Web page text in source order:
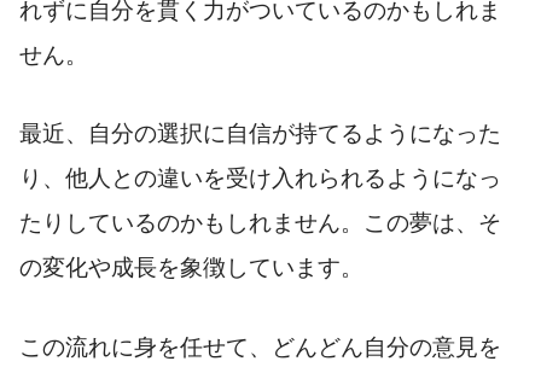
れずに自分を貫く力がついているのかもしれま
せん。
最近、自分の選択に自信が持てるようになった
り、他人との違いを受け入れられるようになっ
たりしているのかもしれません。この夢は、そ
の変化や成長を象徴しています。
この流れに身を任せて、どんどん自分の意見を